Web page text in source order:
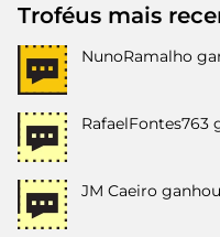
Troféus mais
NunoRamalho
RafaelFontes763
JM Caeiro